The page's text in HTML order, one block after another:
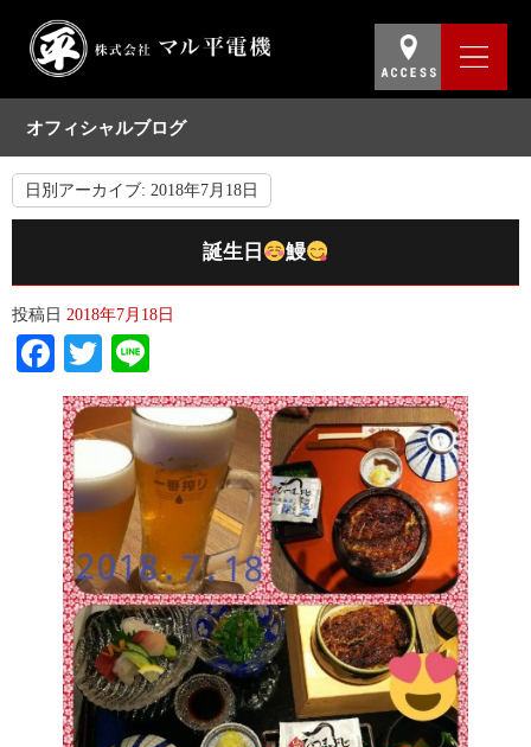
オフィシャルブログ
日別アーカイブ: 2018年7月18日
誕生日 鰻
投稿日 2018年7月18日
Facebook
Twitter